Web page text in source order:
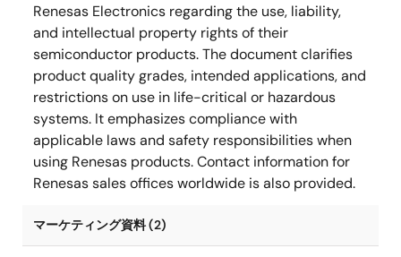
Renesas Electronics regarding the use, liability,
and intellectual property rights of their
semiconductor products. The document clarifies
product quality grades, intended applications, and
restrictions on use in life-critical or hazardous
systems. It emphasizes compliance with
applicable laws and safety responsibilities when
using Renesas products. Contact information for
Renesas sales offices worldwide is also provided.
マーケティング資料 (2)